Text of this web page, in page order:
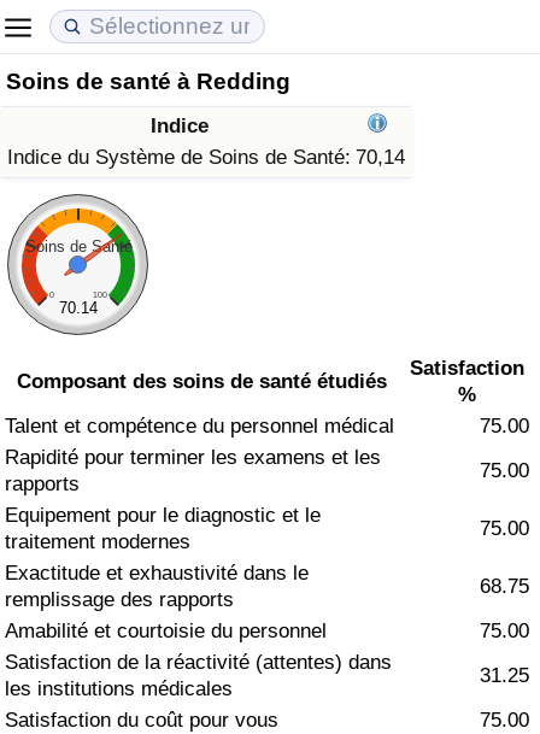
Soins de santé à Redding
Indice
Indice du Système de Soins de Santé: 70,14
Soins de Santé
0 100
70.14
Composant des soins de santé étudiés
Satisfaction
%
Talent et compétence du personnel médical
75.00
Rapidité pour terminer les examens et les
rapports
75.00
Equipement pour le diagnostic et le
traitement modernes
75.00
Exactitude et exhaustivité dans le
remplissage des rapports
68.75
Amabilité et courtoisie du personnel
75.00
Satisfaction de la réactivité (attentes) dans
les institutions médicales
31.25
Satisfaction du coût pour vous
75.00
Coût de la vie
Indice du Coût de la Vie (Actuel)
Indice du Coût de la Vie
Indice du coût de la vie par pays
à Akaba
Prix de l'immobilier
Indice des Prix de l'immobilier (Actuel)
Indice des Prix de l'immobilier
Indice des Prix de l'immobilier par Pays
Qualité de Vie
Indice de Qualité de Vie
Indice de Qualité de Vie (Actuel)
Indice de qualité de vie par pays
Criminalité
Indice de Criminalité (Actuel)
Indice de Criminalité
Indice de criminalité par pays
Soins de santé
Indice des soins de santé (Actuel)
Indice des soins de santé